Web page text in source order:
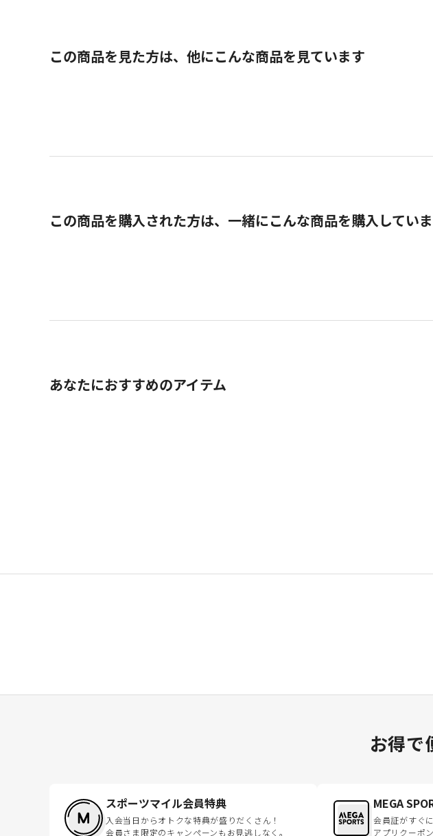
この商品を見た方は、他にこんな商品を見ています
この商品を購入された方は、一緒にこんな商品を購入していま
あなたにおすすめのアイテム
お得で
スポーツマイル会員特典
入会当日からオトクな特典が盛りだくさん！
会員さま限定のキャンペーンもお見逃しなく。
MEGA
会員証がすぐ
アプリクーポ